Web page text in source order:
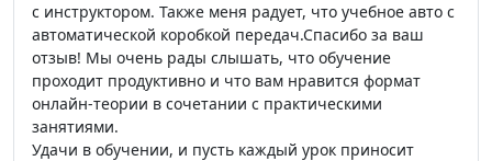
с инструктором. Также меня радует, что учебное авто с
автоматической коробкой передач.Спасибо за ваш
отзыв! Мы очень рады слышать, что обучение
проходит продуктивно и что вам нравится формат
онлайн-теории в сочетании с практическими
занятиями.
Удачи в обучении, и пусть каждый урок приносит